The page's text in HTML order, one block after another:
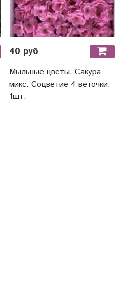
40 руб
Мыльные цветы. Сакура
микс. Соцветие 4 веточки.
1шт.